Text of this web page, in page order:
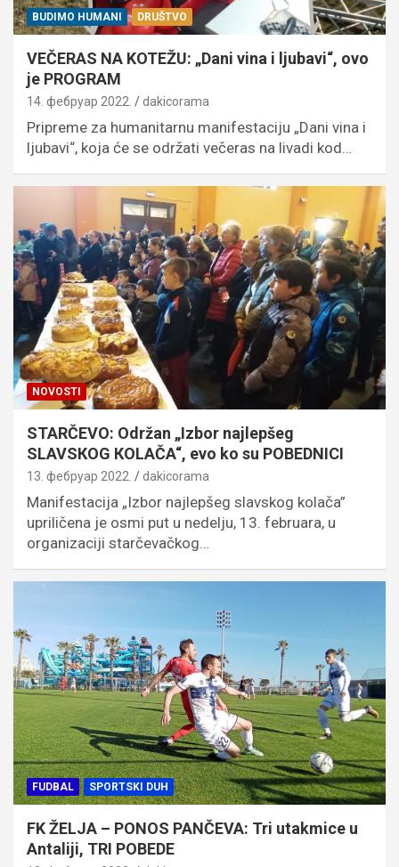
BUDIMO HUMANI DRUŠTVO
VEČERAS NA KOTEŽU: „Dani vina i ljubavi“, ovo
je PROGRAM
14. фебруар 2022. dakicorama
Pripreme za humanitarnu manifestaciju „Dani vina i
ljubavi“, koja će se održati večeras na livadi kod…
NOVOSTI
STARČEVO: Održan „Izbor najlepšeg
SLAVSКOG КOLAČA“, evo ko su POBEDNICI
13. фебруар 2022. dakicorama
Manifestacija „Izbor najlepšeg slavskog kolača”
upriličena je osmi put u nedelju, 13. februara, u
organizaciji starčevačkog…
FUDBAL SPORTSKI DUH
FK ŽELJA – PONOS PANČEVA: Tri utakmice u
Antaliji, TRI POBEDE